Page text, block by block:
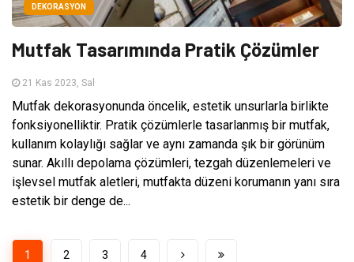
DEKORASYON
Mutfak Tasarımında Pratik Çözümler
21 Kas 2023, Sal
Mutfak dekorasyonunda öncelik, estetik unsurlarla birlikte
fonksiyonelliktir. Pratik çözümlerle tasarlanmış bir mutfak,
kullanım kolaylığı sağlar ve aynı zamanda şık bir görünüm
sunar. Akıllı depolama çözümleri, tezgah düzenlemeleri ve
işlevsel mutfak aletleri, mutfakta düzeni korumanın yanı sıra
estetik bir denge de...
1 2 3 4